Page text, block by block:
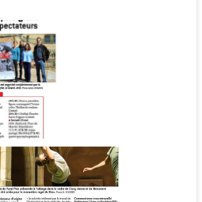
2017